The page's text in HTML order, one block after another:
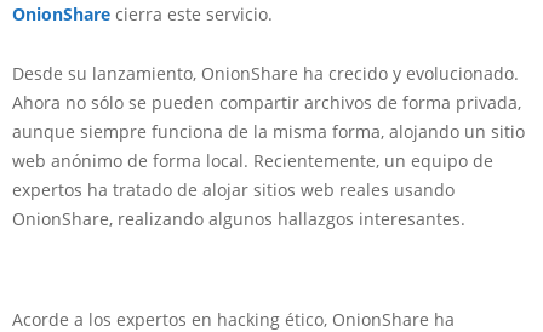
OnionShare cierra este servicio.
Desde su lanzamiento, OnionShare ha crecido y evolucionado.
Ahora no sólo se pueden compartir archivos de forma privada,
aunque siempre funciona de la misma forma, alojando un sitio
web anónimo de forma local. Recientemente, un equipo de
expertos ha tratado de alojar sitios web reales usando
OnionShare, realizando algunos hallazgos interesantes.
Acorde a los expertos en hacking ético, OnionShare ha